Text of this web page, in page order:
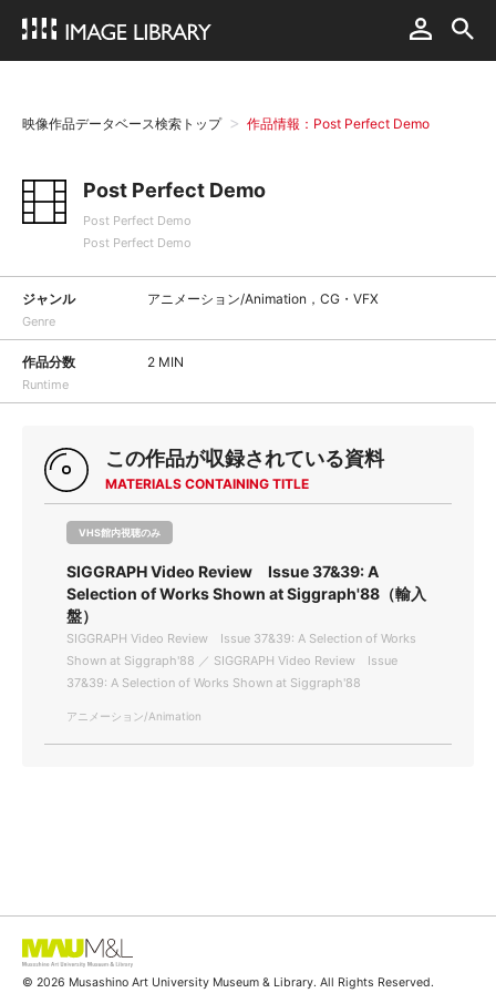
映像作品データベース検索トップ 作品情報：Post Perfect Demo
Post Perfect Demo
Post Perfect Demo
Post Perfect Demo
ジャンル
Genre
アニメーション/Animation，CG・VFX
作品分数
Runtime
2 MIN
この作品が収録されている資料
MATERIALS CONTAINING TITLE
VHS館内視聴のみ
SIGGRAPH Video Review Issue 37&39: A
Selection of Works Shown at Siggraph'88（輸入
盤）
SIGGRAPH Video Review Issue 37&39: A Selection of Works
Shown at Siggraph'88 ／ SIGGRAPH Video Review Issue
37&39: A Selection of Works Shown at Siggraph'88
アニメーション/Animation
© 2026 Musashino Art University Museum & Library. All Rights Reserved.